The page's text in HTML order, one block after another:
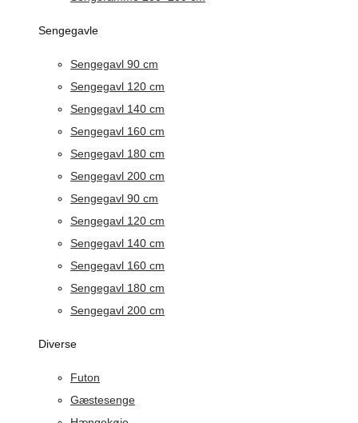
Sengegavle
Sengegavl 90 cm
Sengegavl 120 cm
Sengegavl 140 cm
Sengegavl 160 cm
Sengegavl 180 cm
Sengegavl 200 cm
Sengegavl 90 cm
Sengegavl 120 cm
Sengegavl 140 cm
Sengegavl 160 cm
Sengegavl 180 cm
Sengegavl 200 cm
Diverse
Futon
Gæstesenge